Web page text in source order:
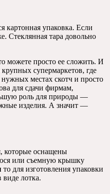
картонная упаковка. Если
Cтеклянная тара довольно
можете просто ее сложить. И
супермаркетов, где
местах скотч и просто
для сдачи фирмам,
роль для природы —
изделия. А значит —
, которые оснащены
или съемную крышку
то для изготовления упаковки
виде лотка.